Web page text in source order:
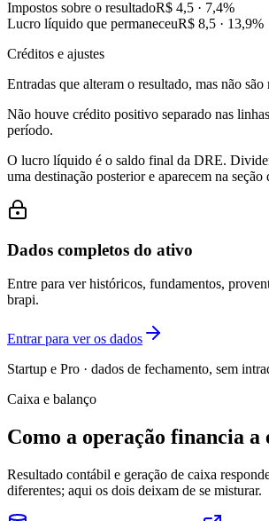
Impostos sobre o resultadoR$ 4,5 · 7,4%
Lucro líquido que permaneceuR$ 8,5 · 13,9%
Créditos e ajustes
Entradas que alteram o resultado, mas não
Não houve crédito positivo separado nas
período.
O lucro líquido é o saldo final da DRE.
uma destinação posterior e aparecem na seção
Dados completos do ativo
Entre para ver históricos, fundamentos,
brapi.
Entrar para ver os dados
Startup e Pro · dados de fechamento, sem
Caixa e balanço
Como a operação financia a
Resultado contábil e geração de caixa
diferentes; aqui os dois deixam de se misturar.